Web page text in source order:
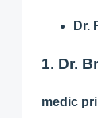
Dr.
1. Dr.
medic